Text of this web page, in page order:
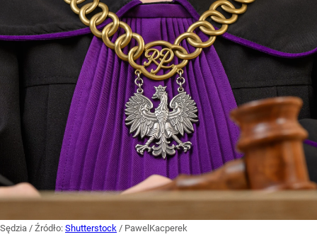
Sędzia / Źródło: Shutterstock / PawelKacperek